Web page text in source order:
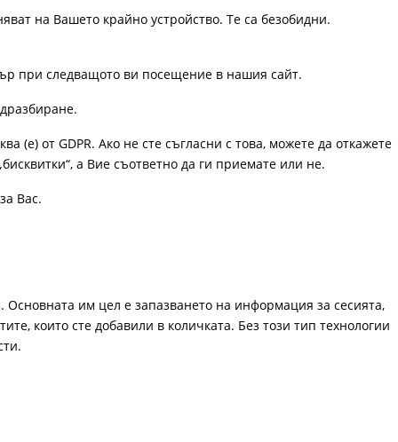
на Вашето крайно устройство. Те са безобидни.
при следващото ви посещение в нашия сайт.
(е) от GDPR. Ако не сте съгласни с това, можете да откажете
а Вие съответно да ги приемате или не.
Вас.
им цел е запазването на информация за сесията,
които сте добавили в количката. Без този тип технологии